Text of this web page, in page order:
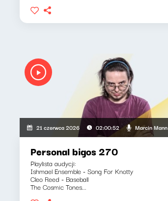
21 czerwca 2026 02:00:52 Marcin Mann
Personal bigos 270
Playlista audycji:
Ishmael Ensemble - Song For Knotty
Cleo Reed - Baseball
The Cosmic Tones...